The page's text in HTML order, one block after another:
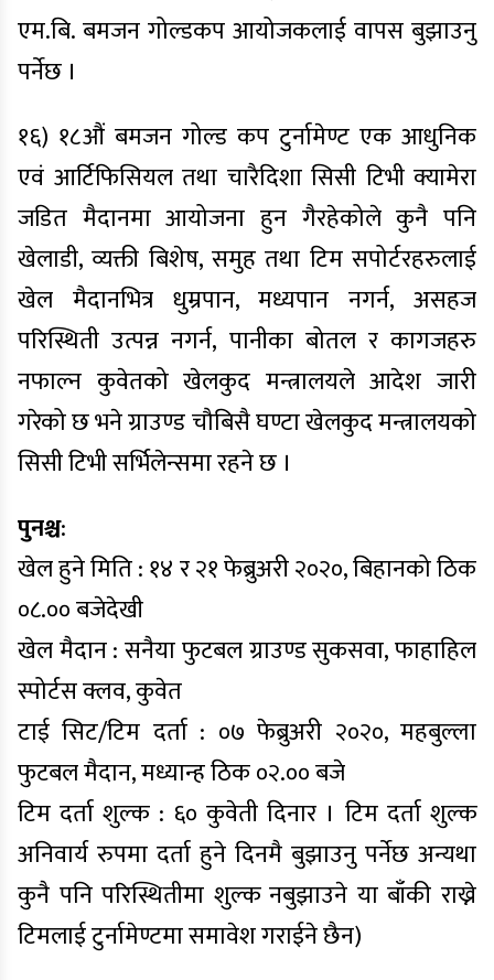
एम.बि. बमजन गोल्डकप आयोजकलाई वापस बुझाउनु
पर्नेछ ।
१६) १८औं बमजन गोल्ड कप टुर्नामेण्ट एक आधुनिक
एवं आर्टिफिसियल तथा चारैदिशा सिसी टिभी क्यामेरा
जडित मैदानमा आयोजना हुन गैरहेकोले कुनै पनि
खेलाडी, व्यक्ती बिशेष, समुह तथा टिम सपोर्टरहरुलाई
खेल मैदानभित्र धुम्रपान, मध्यपान नगर्न, असहज
परिस्थिती उत्पन्न नगर्न, पानीका बोतल र कागजहरु
नफाल्न कुवेतको खेलकुद मन्त्रालयले आदेश जारी
गरेको छ भने ग्राउण्ड चौबिसै घण्टा खेलकुद मन्त्रालयको
सिसी टिभी सर्भिलेन्समा रहने छ ।
पुनश्च:
खेल हुने मिति : १४ र २१ फेब्रुअरी २०२०, बिहानको ठिक
०८.०० बजेदेखी
खेल मैदान : सनैया फुटबल ग्राउण्ड सुकसवा, फाहाहिल
स्पोर्टस क्लव, कुवेत
टाई सिट/टिम दर्ता : ०७ फेब्रुअरी २०२०, महबुल्ला
फुटबल मैदान, मध्यान्ह ठिक ०२.०० बजे
टिम दर्ता शुल्क : ६० कुवेती दिनार । टिम दर्ता शुल्क
अनिवार्य रुपमा दर्ता हुने दिनमै बुझाउनु पर्नेछ अन्यथा
कुनै पनि परिस्थितीमा शुल्क नबुझाउने या बाँकी राख्ने
टिमलाई टुर्नामेण्टमा समावेश गराईने छैन)